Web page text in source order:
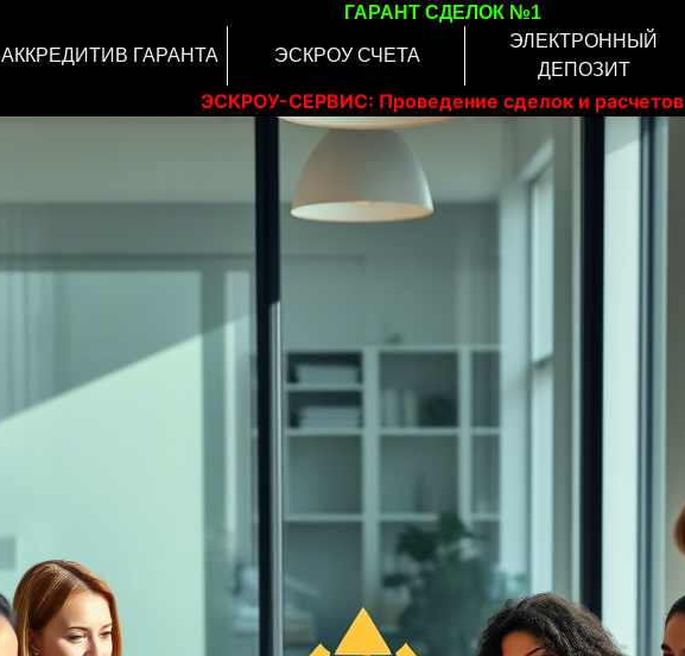
АККРЕДИТИВ ГАРАНТА ЭСКРОУ СЧЕТА
ЭЛЕКТРОННЫЙ
ДЕПОЗИТ
ЭСКРОУ-СЕРВИС: Проведение сделок и расчетов
онлайн
ГАРАНТ СДЕЛОК №1